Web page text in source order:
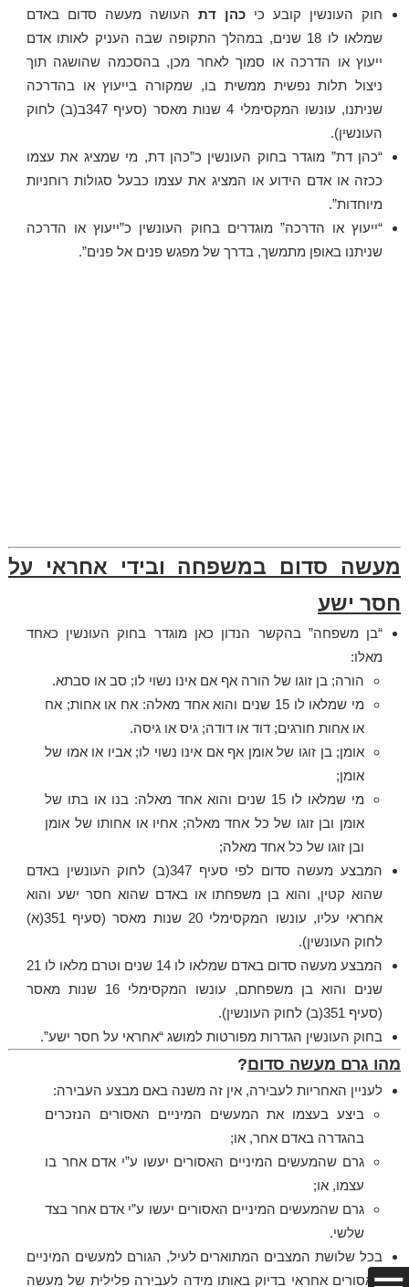
חוק העונשין קובע כי כהן דתהעושה מעשה סדום באדם
שמלאו לו 18 שנים, במהלך התקופה שבה העניק לאותו אדם
ייעוץ או הדרכה או סמוך לאחר מכן, בהסכמה שהושגה תוך
ניצול תלות נפשית ממשית בו, שמקורה בייעוץ או בהדרכה
שניתנו, עונשו המקסימלי 4 שנות מאסר (סעיף 347ב(ב) לחוק
העונשין).
“כהן דת” מוגדר בחוק העונשין כ”כהן דת, מי שמציג את עצמו
ככזה או אדם הידוע או המציג את עצמו כבעל סגולות רוחניות
מיוחדות”.
“ייעוץ או הדרכה” מוגדרים בחוק העונשין כ”ייעוץ או הדרכה
שניתנו באופן מתמשך, בדרך של מפגש פנים אל פנים”.
מעשה סדום במשפחה ובידי אחראי על
חסר ישע
“בן משפחה” בהקשר הנדון כאן מוגדר בחוק העונשין כאחד
מאלו:
הורה; בן זוגו של הורה אף אם אינו נשוי לו; סב או סבתא.
מי שמלאו לו 15 שנים והוא אחד מאלה: אח או אחות; אח
או אחות חורגים; דוד או דודה; גיס או גיסה.
אומן; בן זוגו של אומן אף אם אינו נשוי לו; אביו או אמו של
אומן;
מי שמלאו לו 15 שנים והוא אחד מאלה: בנו או בתו של
אומן ובן זוגו של כל אחד מאלה; אחיו או אחותו של אומן
ובן זוגו של כל אחד מאלה;
המבצע מעשה סדום לפי סעיף 347(ב) לחוק העונשין באדם
שהוא קטין, והוא בן משפחתו או באדם שהוא חסר ישע והוא
אחראי עליו, עונשו המקסימלי 20 שנות מאסר (סעיף 351(א)
לחוק העונשין).
המבצע מעשה סדום באדם שמלאו לו 14 שנים וטרם מלאו לו 21
שנים והוא בן משפחתם, עונשו המקסימלי 16 שנות מאסר
(סעיף 351(ב) לחוק העונשין).
בחוק העונשין הגדרות מפורטות למושג “אחראי על חסר ישע”.
מהו גרם מעשה סדום?
לעניין האחריות לעבירה, אין זה משנה באם מבצע העבירה:
ביצע בעצמו את המעשים המיניים האסורים הנזכרים
בהגדרה באדם אחר, או;
גרם שהמעשים המיניים האסורים יעשו ע”י אדם אחר בו
עצמו, או;
גרם שהמעשים המיניים האסורים יעשו ע”י אדם אחר בצד
שלשי.
בכל שלושת המצבים המתוארים לעיל, הגורם למעשים המיניים
האסורים אחראי בדיוק באותו מידה לעבירה פלילית של מעשה